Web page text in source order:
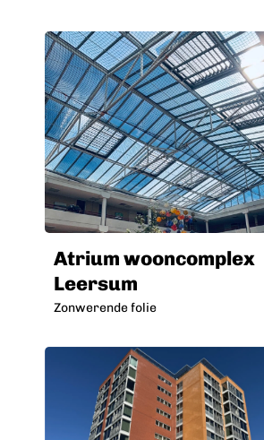
Atrium wooncomplex
Leersum
Zonwerende folie